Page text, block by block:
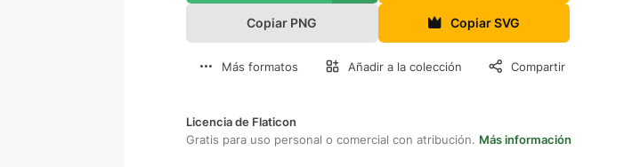
Copiar PNG Copiar SVG
Más formatos Añadir a la colección Compartir
Licencia de Flaticon
Gratis para uso personal o comercial con atribución. Más información